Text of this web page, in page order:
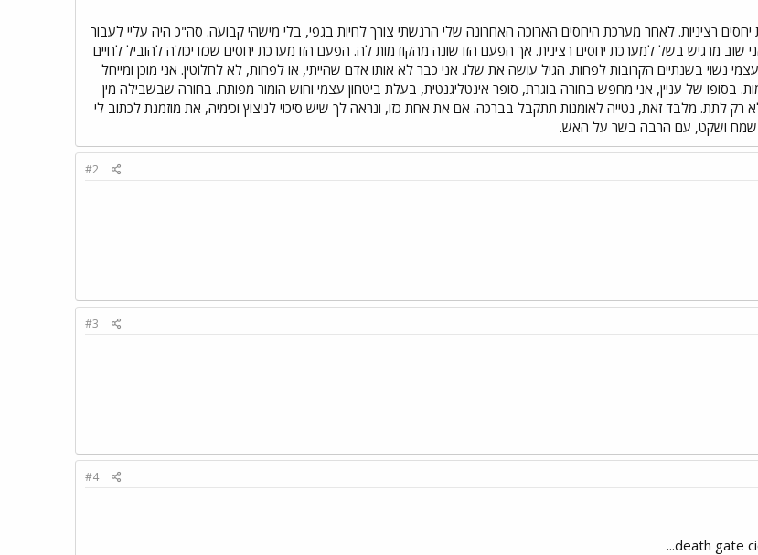
מס' מערכות יחסים רציניות. לאחר מערכת היחסים הארוכה האחרונה שלי הרגשתי צורך לחיות בגפי, בלי מישהי קבועה. סה"כ היה עליי לעבור
שוב מרגיש בשל למערכת יחסים רצינית. אך הפעם הזו שונה מהקודמות לה. הפעם הזו מערכת יחסים שכזו יכולה להוביל לחיים
נשוי בשנתיים הקרובות לפחות. הגיל עושה את שלו. אני כבר לא אותו אדם שהייתי, או לפחות, לא לחלוטין. אני מוכן ומייחל
בסופו של עניין, אני מחפש בחורה בוגרת, סופר אינטליגנטית, בעלת ביטחון עצמי וחוש הומור מפותח. בחורה שבשבילה מין
רק לתת. מלבד זאת, נטייה לאומנות תתקבל בברכה. אם את אחת כזו, ונראה לך שיש סיכוי לניצוץ וכימיה, את מוזמנת לכתוב לי
שמח ושקט, עם הרבה בשר על האש.
#2
#3
#4